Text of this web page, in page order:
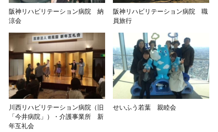
阪神リハビリテーション病院 納
涼会
阪神リハビリテーション病院 職
員旅行
川西リハビリテーション病院（旧
「今井病院」）・介護事業所 新
年互礼会
せいふう若葉 親睦会